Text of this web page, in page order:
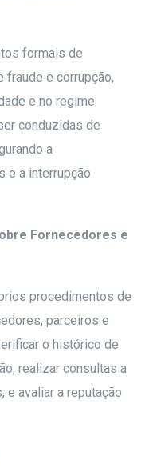
formais de
fraude e corrupção,
e no regime
conduzidas de
a
e a interrupção
Fornecedores e
procedimentos de
parceiros e
o histórico de
realizar consultas a
e avaliar a reputação